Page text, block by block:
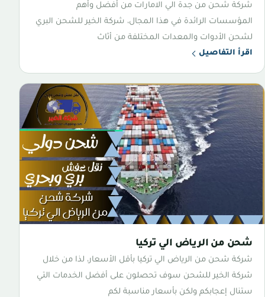
شركة شحن من جدة الي الامارات من أفضل وأهم
المؤسسات الرائدة في هذا المجال، شركة الخير للشحن البري
لشحن الأدوات والمعدات المختلفة من أثاث
اقرأ التفاصيل
شحن من الرياض الي تركيا
شركة شحن من الرياض الي تركيا بأقل الأسعار، لذا من خلال
شركة الخير للشحن سوف تحصلون على أفضل الخدمات التي
ستنال إعجابكم ولكن بأسعار مناسبة لكم